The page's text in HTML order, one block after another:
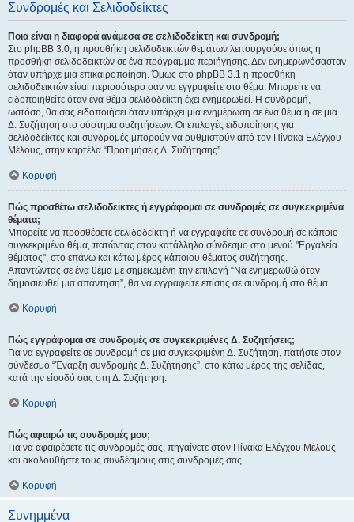
Συνδρομές και Σελιδοδείκτες
Ποια είναι η διαφορά ανάμεσα σε σελιδοδείκτη και συνδρομή;
Στο phpBB 3.0, η προσθήκη σελιδοδεικτών θεμάτων λειτουργούσε όπως η
προσθήκη σελιδοδεικτών σε ένα πρόγραμμα περιήγησης. Δεν ενημερωνόσασταν
όταν υπήρχε μια επικαιροποίηση. Όμως στο phpBB 3.1 η προσθήκη
σελιδοδεικτών είναι περισσότερο σαν να εγγραφείτε στο θέμα. Μπορείτε να
ειδοποιηθείτε όταν ένα θέμα σελιδοδείκτη έχει ενημερωθεί. Η συνδρομή,
ωστόσο, θα σας ειδοποιήσει όταν υπάρχει μια ενημέρωση σε ένα θέμα ή σε μια
Δ. Συζήτηση στο σύστημα συζητήσεων. Οι επιλογές ειδοποίησης για
σελιδοδείκτες και συνδρομές μπορούν να ρυθμιστούν από τον Πίνακα Ελέγχου
Μέλους, στην καρτέλα “Προτιμήσεις Δ. Συζήτησης”.
Κορυφή
Πώς προσθέτω σελιδοδείκτες ή εγγράφομαι σε συνδρομές σε συγκεκριμένα
θέματα;
Μπορείτε να προσθέσετε σελιδοδείκτη ή να εγγραφείτε σε συνδρομή σε κάποιο
συγκεκριμένο θέμα, πατώντας στον κατάλληλο σύνδεσμο στο μενού "Εργαλεία
θέματος", στο επάνω και κάτω μέρος κάποιου θέματος συζήτησης.
Απαντώντας σε ένα θέμα με σημειωμένη την επιλογή “Να ενημερωθώ όταν
δημοσιευθεί μια απάντηση”, θα να εγγραφείτε επίσης σε συνδρομή στο θέμα.
Κορυφή
Πώς εγγράφομαι σε συνδρομές σε συγκεκριμένες Δ. Συζητήσεις;
Για να εγγραφείτε σε συνδρομή σε μια συγκεκριμένη Δ. Συζήτηση, πατήστε στον
σύνδεσμο “Έναρξη συνδρομής Δ. Συζήτησης”, στο κάτω μέρος της σελίδας,
κατά την είσοδό σας στη Δ. Συζήτηση.
Κορυφή
Πώς αφαιρώ τις συνδρομές μου;
Για να αφαιρέσετε τις συνδρομές σας, πηγαίνετε στον Πίνακα Ελέγχου Μέλους
και ακολουθήστε τους συνδέσμους στις συνδρομές σας.
Κορυφή
Συνημμένα